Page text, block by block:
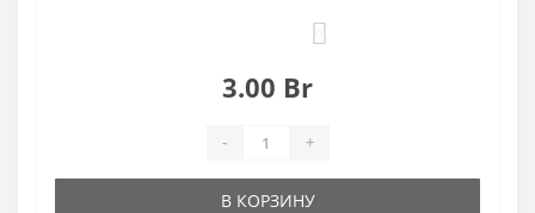
3.00 Br
- +
В КОРЗИНУ